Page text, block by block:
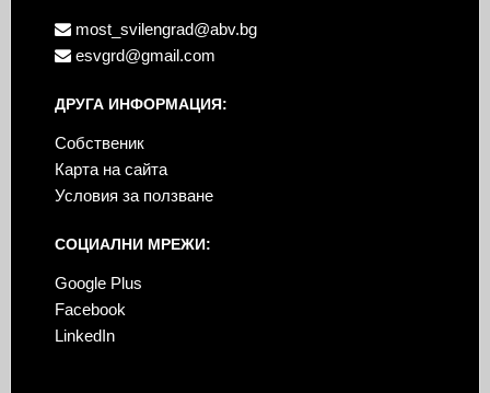
most_svilengrad@abv.bg
esvgrd@gmail.com
ДРУГА ИНФОРМАЦИЯ:
Собственик
Карта на сайта
Условия за ползване
СОЦИАЛНИ МРЕЖИ:
Google Plus
Facebook
LinkedIn